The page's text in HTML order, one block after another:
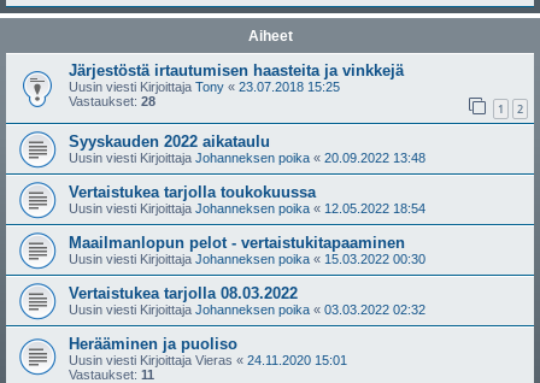
Aiheet
Järjestöstä irtautumisen haasteita ja vinkkejä
Uusin viesti Kirjoittaja Tony « 23.07.2018 15:25
Vastaukset: 28 1 2
Syyskauden 2022 aikataulu
Uusin viesti Kirjoittaja Johanneksen poika « 20.09.2022 13:48
Vertaistukea tarjolla toukokuussa
Uusin viesti Kirjoittaja Johanneksen poika « 12.05.2022 18:54
Maailmanlopun pelot - vertaistukitapaaminen
Uusin viesti Kirjoittaja Johanneksen poika « 15.03.2022 00:30
Vertaistukea tarjolla 08.03.2022
Uusin viesti Kirjoittaja Johanneksen poika « 03.03.2022 02:32
Herääminen ja puoliso
Uusin viesti Kirjoittaja Vieras « 24.11.2020 15:01
Vastaukset: 11